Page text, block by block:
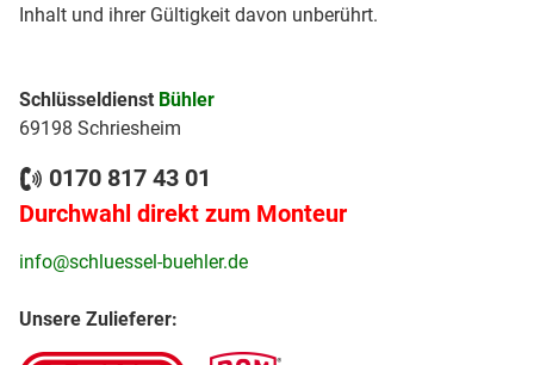
Inhalt und ihrer Gültigkeit davon unberührt.
Schlüsseldienst Bühler
69198 Schriesheim
0170 817 43 01
Durchwahl direkt zum Monteur
info@schluessel-buehler.de
Unsere Zulieferer: